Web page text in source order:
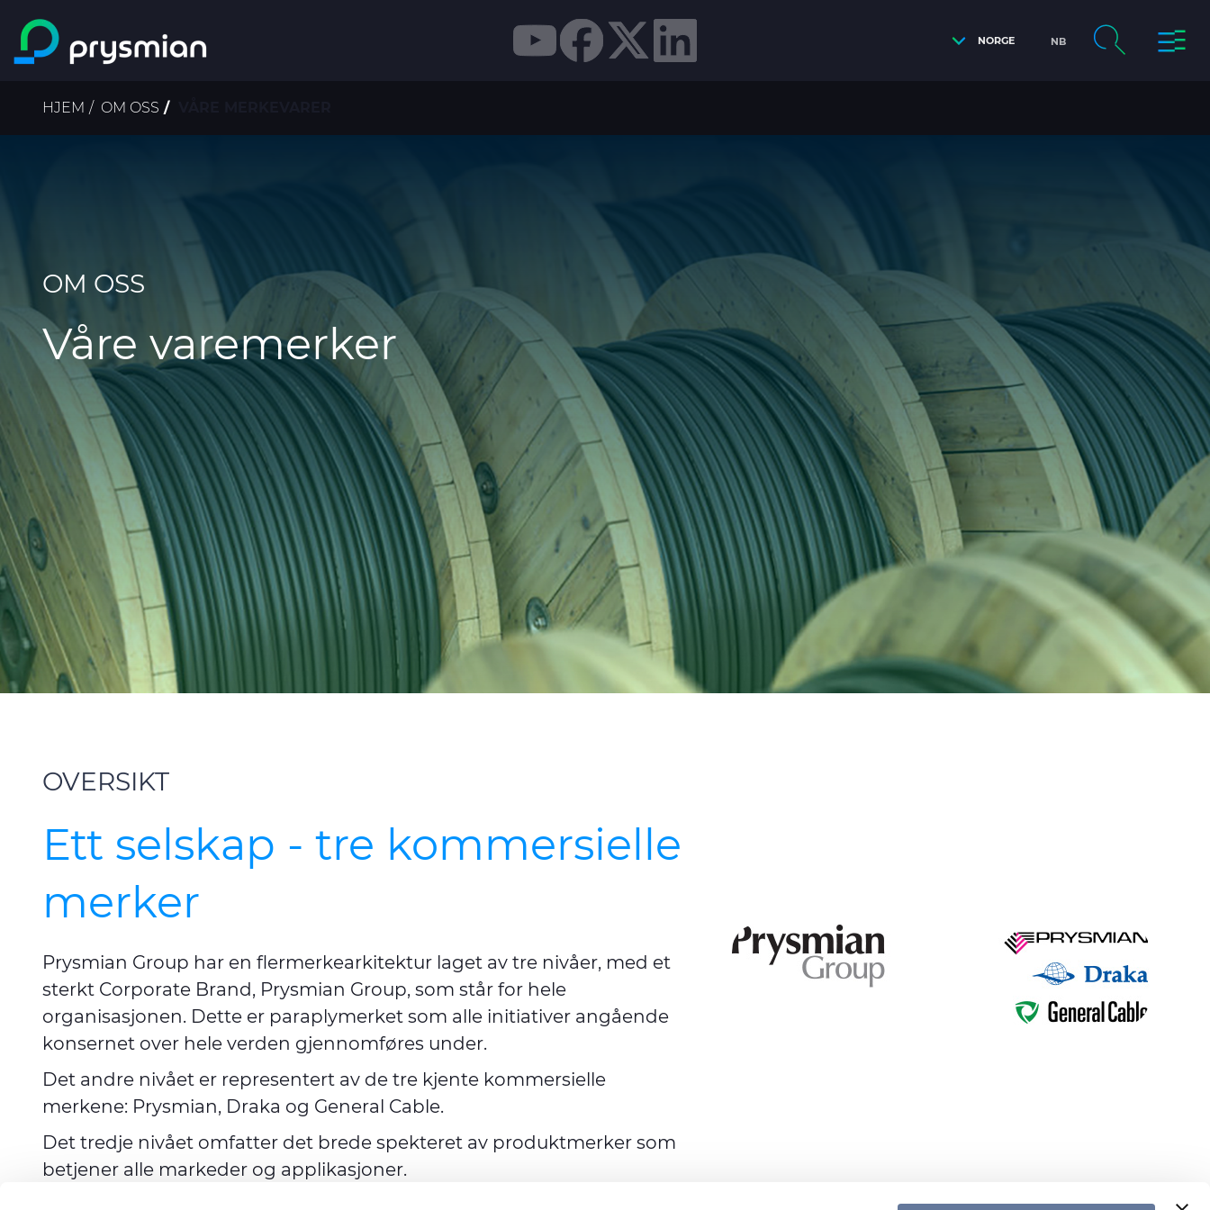
prysmian.skip_to_main_content NORGE NB
Navigasjonssti
HJEM OM OSS
OM OSS
Våre varemerker
OVERSIKT
Ett selskap - tre kommersielle
merker
Prysmian Group har en flermerkearkitektur laget av tre nivåer, med et
sterkt Corporate Brand, Prysmian Group, som står for hele
organisasjonen. Dette er paraplymerket som alle initiativer angående
konsernet over hele verden gjennomføres under.
Det andre nivået er representert av de tre kjente kommersielle
merkene: Prysmian, Draka og General Cable.
Det tredje nivået omfatter det brede spekteret av produktmerker som
betjener alle markeder og applikasjoner.